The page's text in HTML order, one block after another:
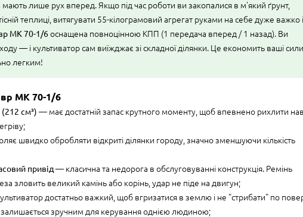
мають лише рух вперед. Якщо під час роботи ви закопалися в м'який ґрунт,
теплиці, витягувати 55-кілограмовий агрегат руками на себе дуже важко і
МК 70-1/6оснащена повноцінною КПП (1 передача вперед / 1 назад). Ви
— і культиватор сам виїжджає зі складної ділянки. Це економить ваші сили
легким!
МК 70-1/6
см³) — має достатній запас крутного моменту, щоб впевнено рихлити
швидко обробляти відкриті ділянки городу, значно зменшуючи кількість
привід— класична та недорога в обслуговуванні конструкція. Ремінь
зловить великий камінь або корінь, удар не піде на двигун;
достатньо важкий, щоб вгризатися в землю і не "стрибати" по
залишається зручним для керування однією людиною;